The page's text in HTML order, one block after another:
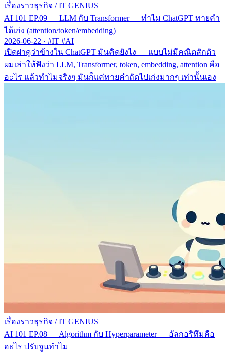
เรื่องราวธุรกิจ / IT GENIUS
AI 101 EP.09 — LLM กับ Transformer — ทำไม ChatGPT ทายคำ
ได้เก่ง (attention/token/embedding)
2026-06-22 · #IT #AI
เปิดฝาดูว่าข้างใน ChatGPT มันคิดยังไง — แบบไม่มีคณิตสักตัว
ผมเล่าให้ฟังว่า LLM, Transformer, token, embedding, attention คือ
อะไร แล้วทำไมจริงๆ มันก็แค่ทายคำถัดไปเก่งมากๆ เท่านั้นเอง
เรื่องราวธุรกิจ / IT GENIUS
AI 101 EP.08 — Algorithm กับ Hyperparameter — อัลกอริทึมคือ
อะไร ปรับจูนทำไม